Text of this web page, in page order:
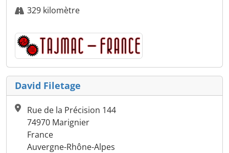
329 kilomètre
David Filetage
Rue de la Précision 144
74970 Marignier
France
Auvergne-Rhône-Alpes